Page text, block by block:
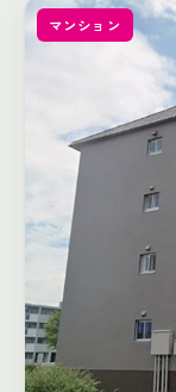
マンション